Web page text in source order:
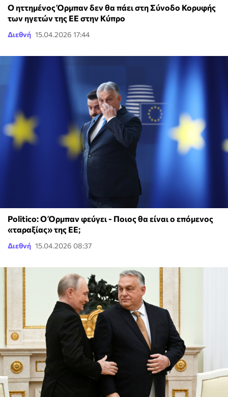
Ο ηττημένος Όρμπαν δεν θα πάει στη Σύνοδο Κορυφής
των ηγετών της ΕΕ στην Κύπρο
Διεθνή 15.04.2026 17:44
Politico: Ο Όρμπαν φεύγει - Ποιος θα είναι ο επόμενος
«ταραξίας» της ΕΕ;
Διεθνή 15.04.2026 08:37